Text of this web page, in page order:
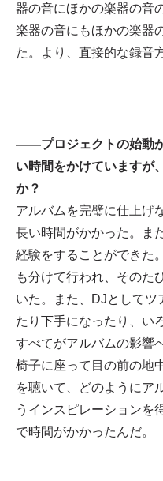
器の音にほかの楽器の音
楽器の音にもほかの楽器
た。より、直接的な録音
——プロジェクトの始動
い時間をかけていますが
か？
アルバムを完璧に仕上げ
長い時間がかかった。ま
経験をすることができた
も分けて行われ、そのた
いた。また、DJとしてツ
たり下手になったり、い
すべてがアルバムの影響
椅子に座って目の前の地
を聴いて、どのようにア
うインスピレーションを
で時間がかかったんだ。